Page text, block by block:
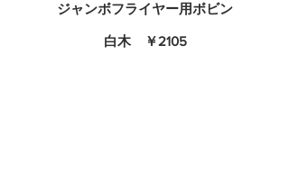
​ジャンボフライヤー用ボビン
​白木 ￥2105